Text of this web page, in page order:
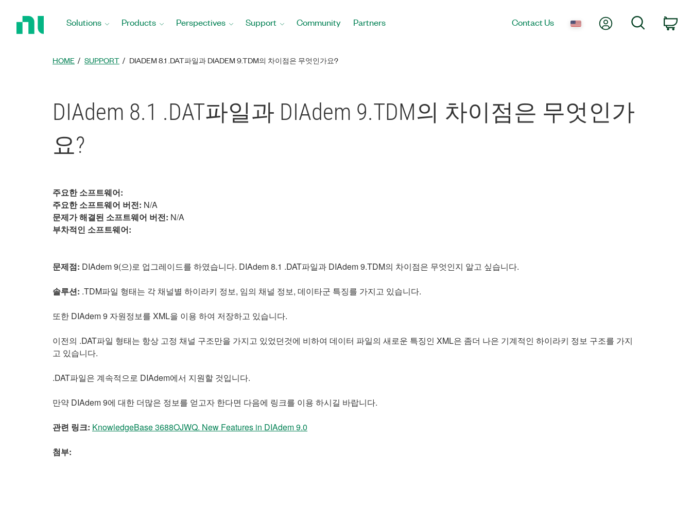
Solutions Products Perspectives Support Community Partners Contact Us My AccountSearch
HOME SUPPORT DIADEM 8.1 .DAT파일과 DIADEM 9.TDM의 차이점은 무엇인가요?
DIAdem 8.1 .DAT파일과 DIAdem 9.TDM의 차이점은 무엇인가
요?
주요한 소프트웨어:
주요한 소프트웨어 버전: N/A
문제가 해결된 소프트웨어 버전: N/A
부차적인 소프트웨어:
문제점: DIAdem 9(으)로 업그레이드를 하였습니다. DIAdem 8.1 .DAT파일과 DIAdem 9.TDM의 차이점은 무엇인지 알고 싶습니다.
솔루션: .TDM파일 형태는 각 채널별 하이라키 정보, 임의 채널 정보, 데이타군 특징를 가지고 있습니다.
또한 DIAdem 9 자원정보를 XML을 이용 하여 저장하고 있습니다.
이전의 .DAT파일 형태는 항상 고정 채널 구조만을 가지고 있었던것에 비하여 데이터 파일의 새로운 특징인 XML은 좀더 나은 기계적인 하이라키 정보 구조를 가지
고 있습니다.
.DAT파일은 계속적으로 DIAdem에서 지원할 것입니다.
만약 DIAdem 9에 대한 더많은 정보를 얻고자 한다면 다음에 링크를 이용 하시길 바랍니다.
관련 링크: KnowledgeBase 3688OJWQ. New Features in DIAdem 9.0
첨부: